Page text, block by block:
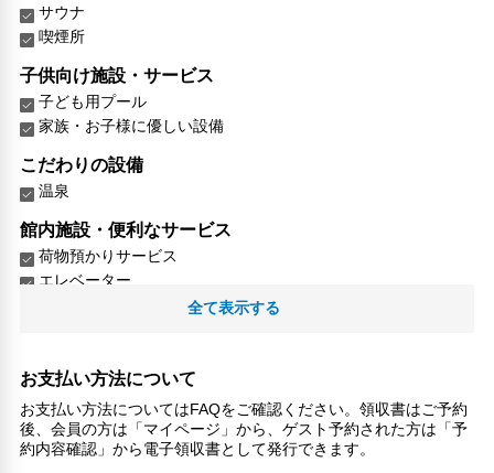
サウナ
喫煙所
子供向け施設・サービス
子ども用プール
家族・お子様に優しい設備
こだわりの設備
温泉
館内施設・便利なサービス
荷物預かりサービス
エレベーター
その他サービス
自動販売機
ロッカー
共用ラウンジ/TVエリア
全て表示する
お支払い方法について
お支払い方法についてはFAQをご確認ください。領収書はご予約
後、会員の方は「マイページ」から、ゲスト予約された方は「予
約内容確認」から電子領収書として発行できます。